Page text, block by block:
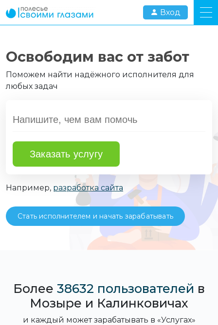
Вход
Освободим вас от забот
Поможем найти надёжного исполнителя для
любых задач
Заказать услугу
Например, разработка сайта
Стать исполнителем и начать зарабатывать
Более 38632 пользователей в
Мозыре и Калинковичах
и каждый может зарабатывать в «Услугах»